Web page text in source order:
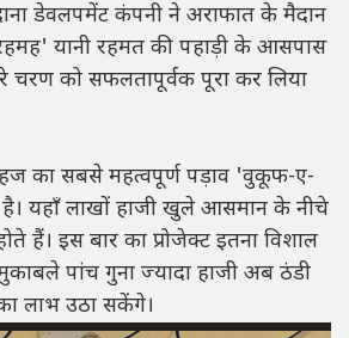
डेवलपमेंट कंपनी ने अराफात के मैदान
यानी रहमत की पहाड़ी के आसपास
चरण को सफलतापूर्वक पूरा कर लिया
का सबसे महत्वपूर्ण पड़ाव 'वुकूफ-ए-
है। यहाँ लाखों हाजी खुले आसमान के नीचे
हैं। इस बार का प्रोजेक्ट इतना विशाल
पांच गुना ज्यादा हाजी अब ठंडी
लाभ उठा सकेंगे।